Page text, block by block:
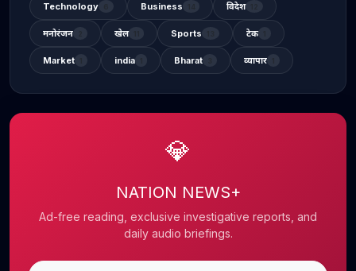
Technology Business विदेश
मनोरंजन खेल Sports टेक
Market india Bharat व्यापार
💎
NATION NEWS+
Ad-free reading, exclusive investigative reports, and
daily audio briefings.